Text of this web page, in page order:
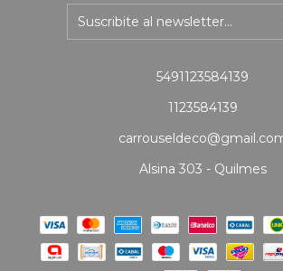
5491123584139
1123584139
Alsina 303 - Quilmes